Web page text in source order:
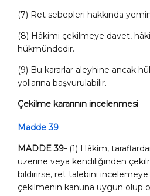
(7) Ret sebepleri hakkında
(8) Hâkimi çekilmeye davet,
hükmündedir.
(9) Bu kararlar aleyhine ancak
yollarına başvurulabilir.
Çekilme kararının incelenmesi
Madde 39
MADDE 39- (1) Hâkim,
üzerine veya kendiliğinden
bildirirse, ret talebini
çekilmenin kanuna uygun olup